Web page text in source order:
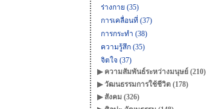
ร่างกาย (35)
การเคลื่อนที่ (37)
การกระทำ (38)
ความรู้สึก (35)
จิตใจ (37)
▶ ความสัมพันธ์ระหว่างมนุษย์ (210)
▶ วัฒนธรรมการใช้ชีวิต (178)
▶ สังคม (326)